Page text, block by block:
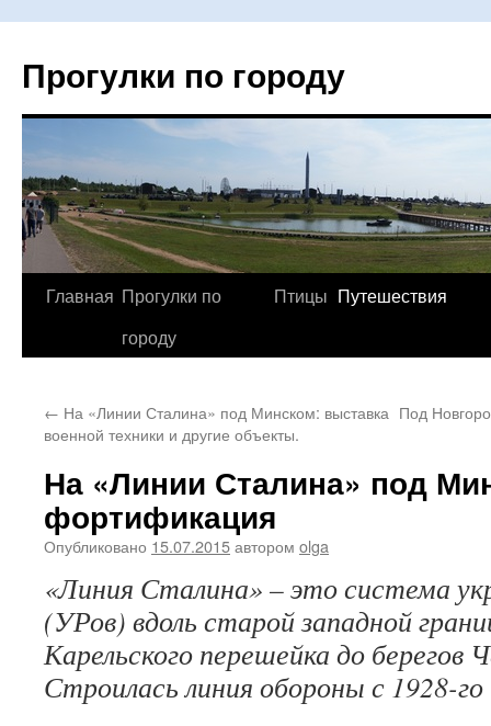
Прогулки по городу
Перейти
Главная Прогулки по
городу
Птицы Путешествия
← На «Линии Сталина» под Минском: выставка
военной техники и другие объекты.
Под
На «Линии Сталина» под
фортификация
Опубликовано 15.07.2015автором olga
«Линия Сталина» – это система
(УРов) вдоль старой западной
Карельского перешейка до берегов
Строилась линия обороны с 1928-го